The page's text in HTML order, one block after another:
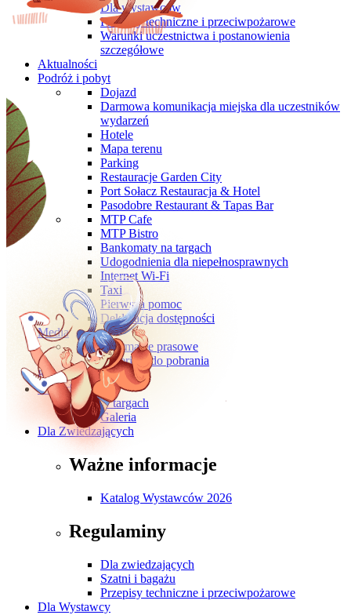
Dla wystawców
Przepisy techniczne i przeciwpożarowe
Warunki uczestnictwa i postanowienia
szczegółowe
Aktualności
Podróż i pobyt
Dojazd
Darmowa komunikacja miejska dla uczestników
wydarzeń
Hotele
Mapa terenu
Parking
Restauracje Garden City
Port Sołacz Restauracja & Hotel
Pasodobre Restaurant & Tapas Bar
MTP Cafe
MTP Bistro
Bankomaty na targach
Udogodnienia dla niepełnosprawnych
Internet Wi-Fi
Taxi
Pierwsza pomoc
Deklaracja dostępności
Media
Informacje prasowe
Materiały do pobrania
Kontakt
O wydarzeniu
O targach
Galeria
Dla Zwiedzających
Ważne informacje
Katalog Wystawców 2026
Regulaminy
Dla zwiedzających
Szatni i bagażu
Przepisy techniczne i przeciwpożarowe
Dla Wystawcy